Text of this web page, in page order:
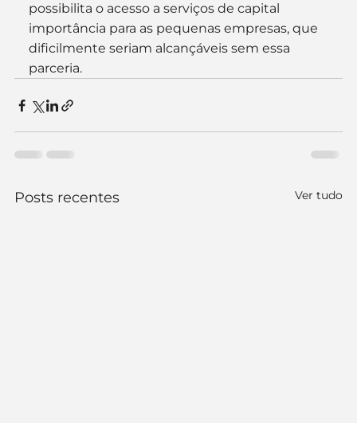
possibilita o acesso a serviços de capital
importância para as pequenas empresas, que
dificilmente seriam alcançáveis sem essa
parceria.
Posts recentes Ver tudo